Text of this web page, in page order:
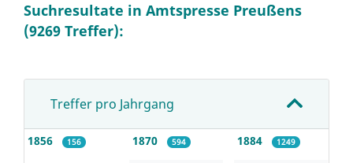
Suchresultate in Amtspresse Preußens
(9269 Treffer):
Treffer pro Jahrgang
1856 156 1870 594 1884 1249